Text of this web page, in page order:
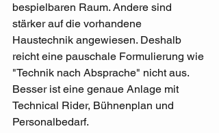
bespielbaren Raum. Andere sind
stärker auf die vorhandene
Haustechnik angewiesen. Deshalb
reicht eine pauschale Formulierung wie
"Technik nach Absprache" nicht aus.
Besser ist eine genaue Anlage mit
Technical Rider, Bühnenplan und
Personalbedarf.